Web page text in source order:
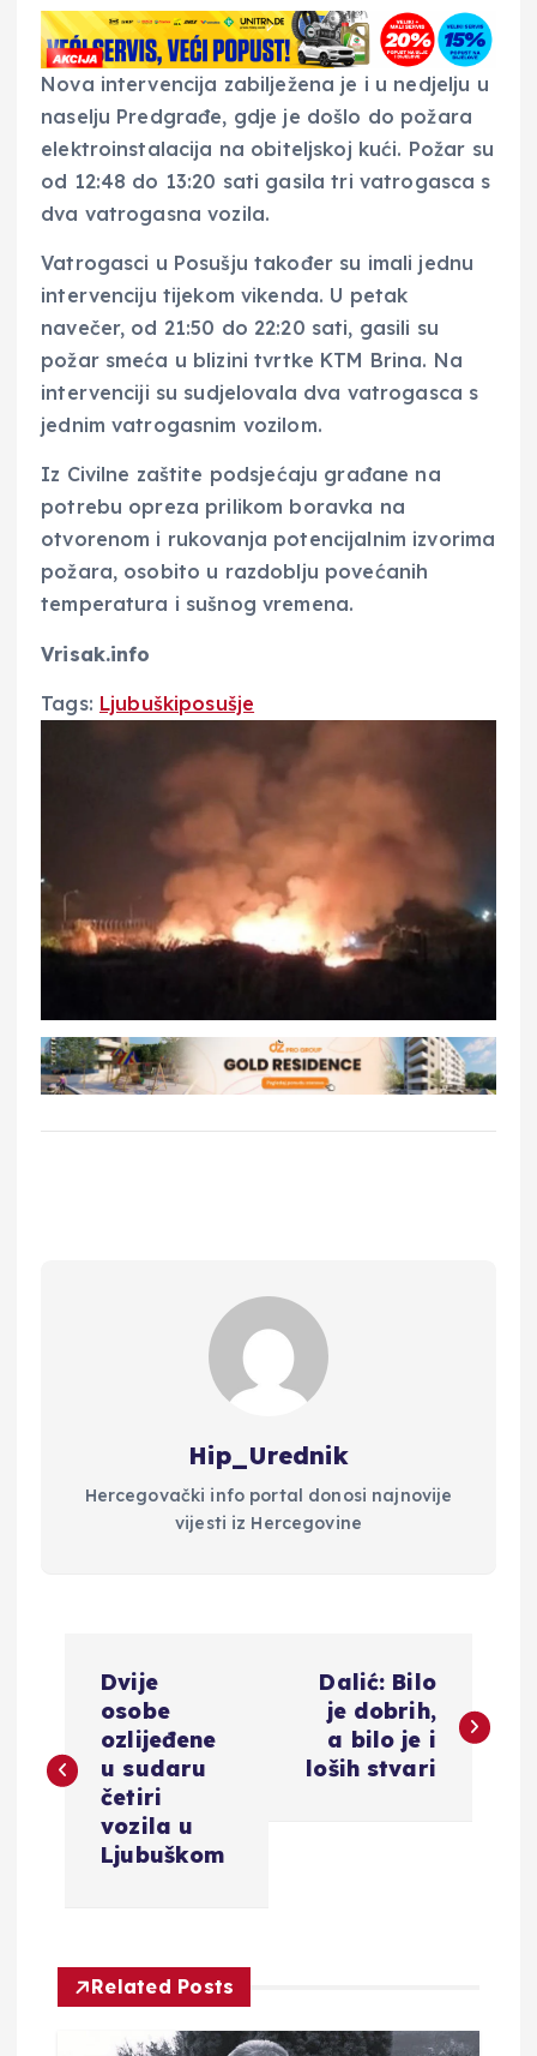
Nova intervencija zabilježena je i u nedjelju u
naselju Predgrađe, gdje je došlo do požara
elektroinstalacija na obiteljskoj kući. Požar su
od 12:48 do 13:20 sati gasila tri vatrogasca s
dva vatrogasna vozila.
Vatrogasci u Posušju također su imali jednu
intervenciju tijekom vikenda. U petak
navečer, od 21:50 do 22:20 sati, gasili su
požar smeća u blizini tvrtke KTM Brina. Na
intervenciji su sudjelovala dva vatrogasca s
jednim vatrogasnim vozilom.
Iz Civilne zaštite podsjećaju građane na
potrebu opreza prilikom boravka na
otvorenom i rukovanja potencijalnim izvorima
požara, osobito u razdoblju povećanih
temperatura i sušnog vremena.
Vrisak.info
Tags: Ljubuškiposušje
Hip_Urednik
Hercegovački info portal donosi najnovije
vijesti iz Hercegovine
v
a
c
Dvije
osobe
ozlijeđene
u sudaru
četiri
vozila u
Ljubuškom
Dalić: Bilo
je dobrih,
a bilo je i
loših stvari
Related Posts